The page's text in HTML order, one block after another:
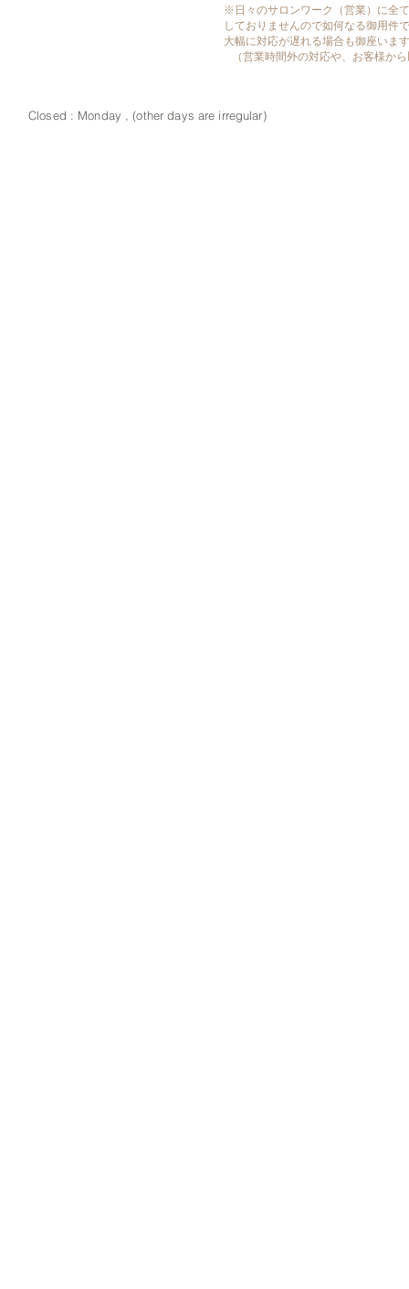
※日々のサロンワーク（営業）に全
しておりませんので如何なる御用件
大幅に対応が遅れる場合も御座いま
（営業時間外の対応や、お客様か
Closed : Monday , (other days are irregular)